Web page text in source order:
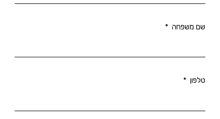
שם משפחה
טלפון